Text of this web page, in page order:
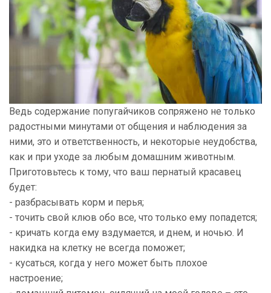
Ведь содержание попугайчиков сопряжено не только
радостными минутами от общения и наблюдения за
ними, это и ответственность, и некоторые неудобства,
как и при уходе за любым домашним животным.
Приготовьтесь к тому, что ваш пернатый красавец
будет:
- разбрасывать корм и перья;
- точить свой клюв обо все, что только ему попадется;
- кричать когда ему вздумается, и днем, и ночью. И
накидка на клетку не всегда поможет;
- кусаться, когда у него может быть плохое
настроение;